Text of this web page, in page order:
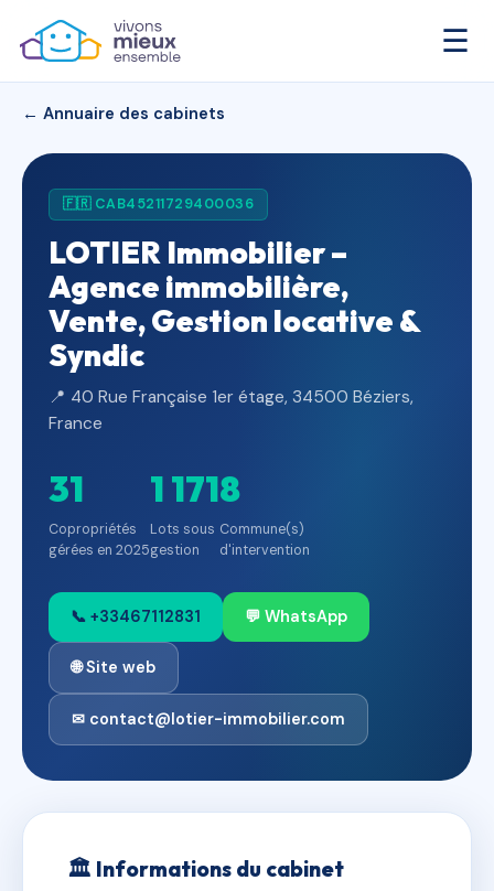
☰
← Annuaire des cabinets
🇫🇷 CAB45211729400036
LOTIER Immobilier –
Agence immobilière,
Vente, Gestion locative &
Syndic
📍 40 Rue Française 1er étage, 34500 Béziers,
France
31
Copropriétés
gérées en 2025
1 171
Lots sous
gestion
8
Commune(s)
d'intervention
📞 +33467112831 💬 WhatsApp
🌐 Site web
✉ contact@lotier-immobilier.com
🏛 Informations du cabinet